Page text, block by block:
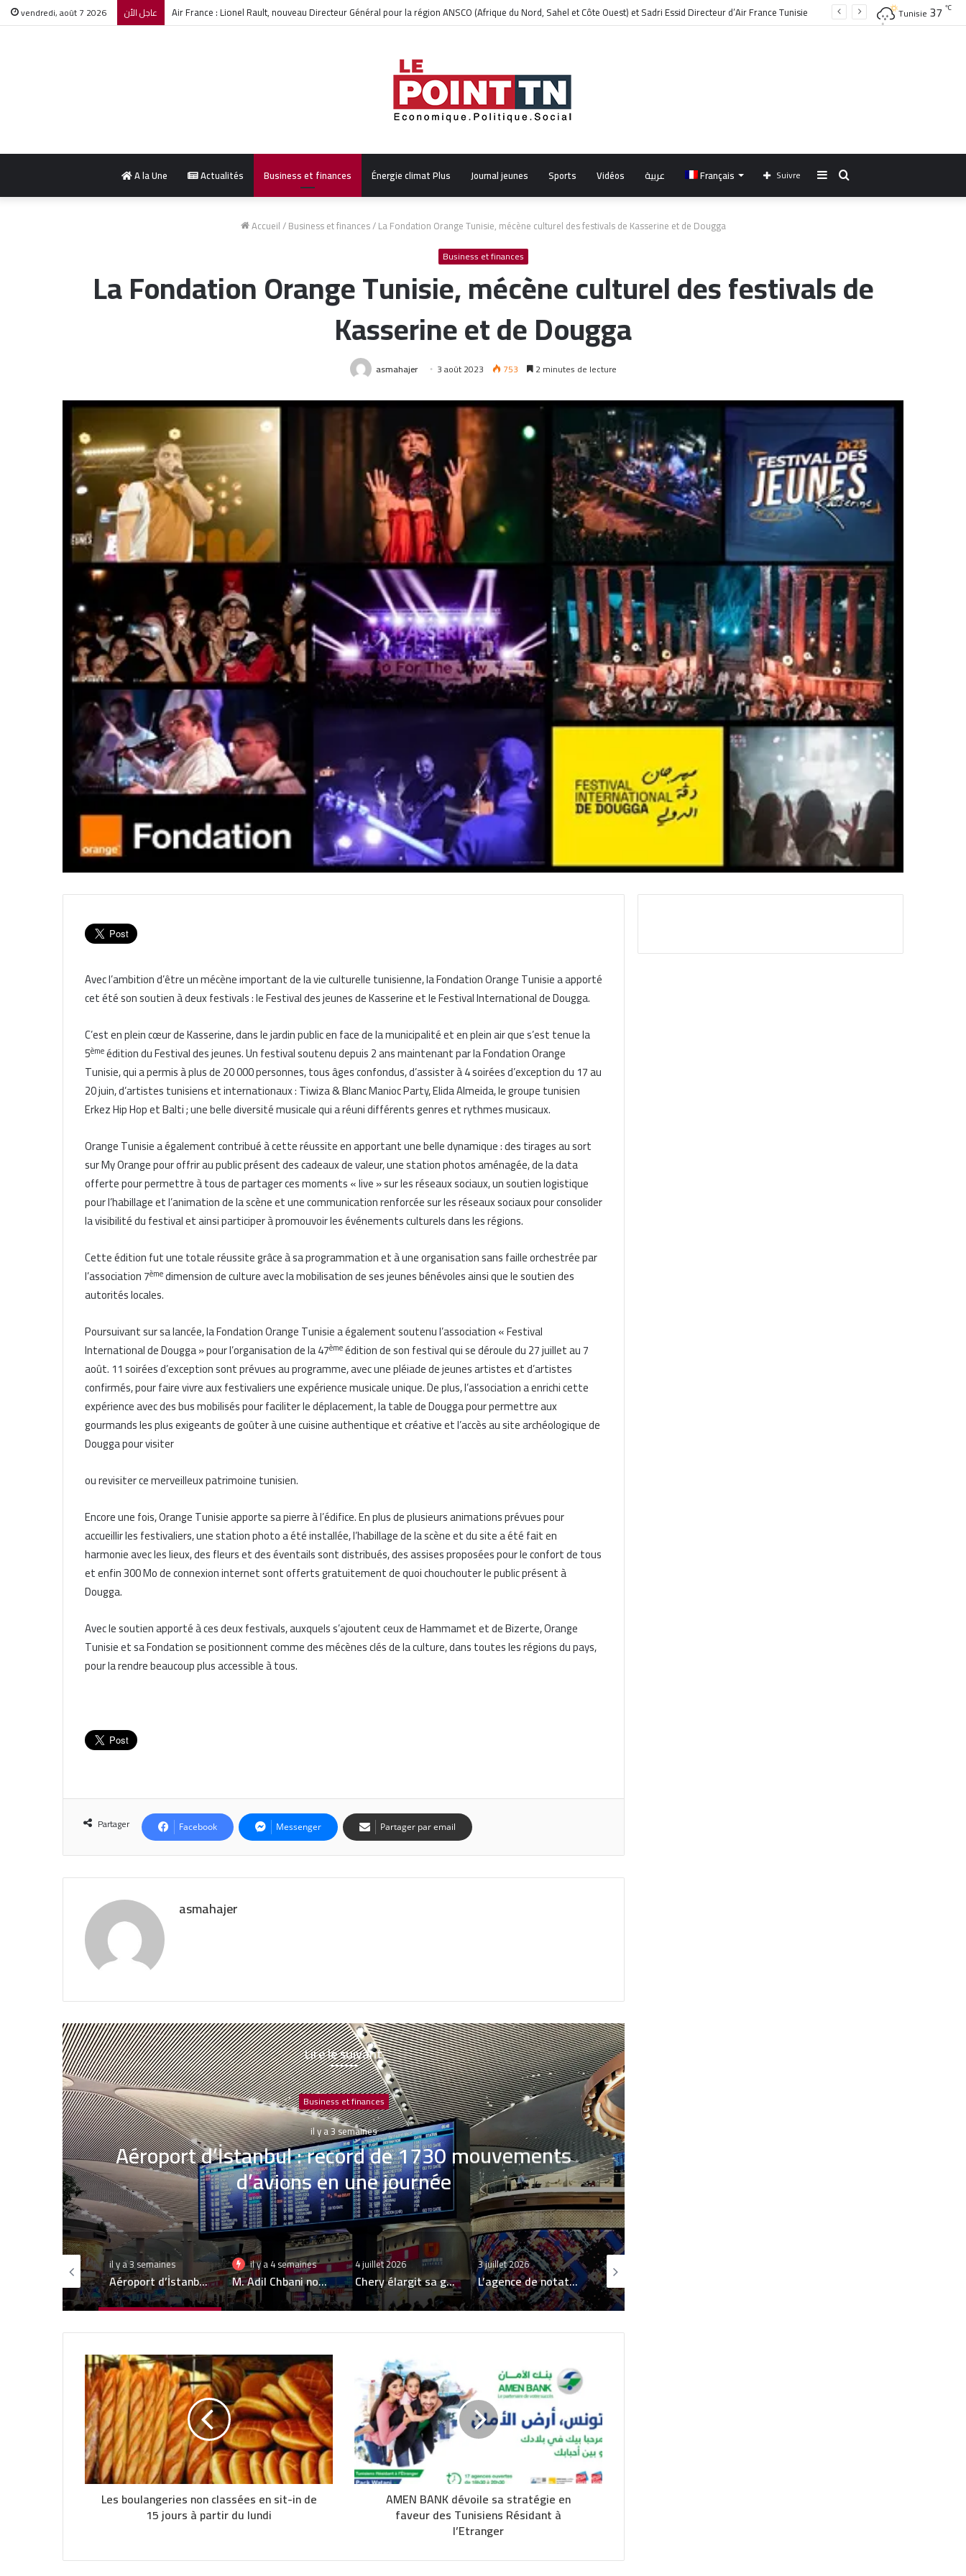
vendredi, août 7 2026 عاجل الأن le bilan de drame Boumerdès s’alourdit à 27 morts et 42 blessés Tunisie 37 ℃
A la Une Actualités Business et finances Énergie climat Plus Journal jeunes Sports Vidéos عربية Français Rechercher
Sidebar
Suivre
Accueil/Business et finances/La Fondation Orange Tunisie, mécène culturel des festivals de Kasserine et de Dougga
Business et finances
La Fondation Orange Tunisie, mécène culturel des festivals de
Kasserine et de Dougga
asmahajer 3 août 2023 753 2 minutes de lecture
Avec l’ambition d’être un mécène important de la vie culturelle tunisienne, la Fondation Orange Tunisie a apporté
cet été son soutien à deux festivals : le Festival des jeunes de Kasserine et le Festival International de Dougga.
C’est en plein cœur de Kasserine, dans le jardin public en face de la municipalité et en plein air que s’est tenue la
5èmeédition du Festival des jeunes. Un festival soutenu depuis 2 ans maintenant par la Fondation Orange
Tunisie, qui a permis à plus de 20 000 personnes, tous âges confondus, d’assister à 4 soirées d’exception du 17 au
20 juin, d’artistes tunisiens et internationaux : Tiwiza & Blanc Manioc Party, Elida Almeida, le groupe tunisien
Erkez Hip Hop et Balti ; une belle diversité musicale qui a réuni différents genres et rythmes musicaux.
Orange Tunisie a également contribué à cette réussite en apportant une belle dynamique : des tirages au sort
sur My Orange pour offrir au public présent des cadeaux de valeur, une station photos aménagée, de la data
offerte pour permettre à tous de partager ces moments « live » sur les réseaux sociaux, un soutien logistique
pour l’habillage et l’animation de la scène et une communication renforcée sur les réseaux sociaux pour consolider
la visibilité du festival et ainsi participer à promouvoir les événements culturels dans les régions.
Cette édition fut une totale réussite grâce à sa programmation et à une organisation sans faille orchestrée par
l’association 7èmedimension de culture avec la mobilisation de ses jeunes bénévoles ainsi que le soutien des
autorités locales.
Poursuivant sur sa lancée, la Fondation Orange Tunisie a également soutenu l’association « Festival
International de Dougga » pour l’organisation de la 47èmeédition de son festival qui se déroule du 27 juillet au 7
août. 11 soirées d’exception sont prévues au programme, avec une pléiade de jeunes artistes et d’artistes
confirmés, pour faire vivre aux festivaliers une expérience musicale unique. De plus, l’association a enrichi cette
expérience avec des bus mobilisés pour faciliter le déplacement, la table de Dougga pour permettre aux
gourmands les plus exigeants de goûter à une cuisine authentique et créative et l’accès au site archéologique de
Dougga pour visiter
ou revisiter ce merveilleux patrimoine tunisien.
Encore une fois, Orange Tunisie apporte sa pierre à l’édifice. En plus de plusieurs animations prévues pour
accueillir les festivaliers, une station photo a été installée, l’habillage de la scène et du site a été fait en
harmonie avec les lieux, des fleurs et des éventails sont distribués, des assises proposées pour le confort de tous
et enfin 300 Mo de connexion internet sont offerts gratuitement de quoi chouchouter le public présent à
Dougga.
Avec le soutien apporté à ces deux festivals, auxquels s’ajoutent ceux de Hammamet et de Bizerte, Orange
Tunisie et sa Fondation se positionnent comme des mécènes clés de la culture, dans toutes les régions du pays,
pour la rendre beaucoup plus accessible à tous.
Partager Facebook Messenger Partager par email
asmahajer
Lire le suivant
Business et finances
il y a 4 semaines
M. Adil Chbani nommé Directeur Général d’Attijari
Assurance Tunisie
Aéroport d’İstanbul : record de 1730 mouvements d’avions en une journée
il y a 4 semaines
M. Adil Chbani nommé Directeur Général d’Attijari Assurance Tunisie
4 juillet 2026
Chery élargit sa gamme en Tunisie avec HIMLA, son tout premier pick-up
3 juillet 2026
L’agence de notation PBR Rating octroie à BK Food la note de A- (TUN) avec perspective positive
2 juillet 2026
Vivo Energy finalise l’acquisition de TotalEnergies Marketing Jordan et introduit la marque Engen dans le Royaume
2 juillet 2026
Les boulangeries non classées en sit-in de
15 jours à partir du lundi
AMEN BANK dévoile sa stratégie en
faveur des Tunisiens Résidant à
l’Etranger